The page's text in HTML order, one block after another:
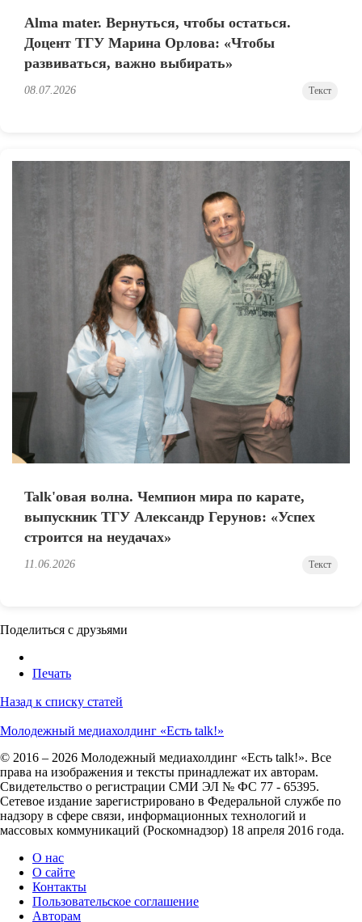
Alma mater. Вернуться, чтобы остаться.
Доцент ТГУ Марина Орлова: «Чтобы
развиваться, важно выбирать»
08.07.2026 Текст
Talk'овая волна. Чемпион мира по карате,
выпускник ТГУ Александр Герунов: «Успех
строится на неудачах»
11.06.2026 Текст
Поделиться с друзьями
Печать
Назад к списку статей
Молодежный медиахолдинг «Есть talk!»
© 2016 – 2026 Молодежный медиахолдинг «Есть talk!». Все
права на изображения и тексты принадлежат их авторам.
Свидетельство о регистрации СМИ ЭЛ № ФС 77 - 65395.
Сетевое издание зарегистрировано в Федеральной службе по
надзору в сфере связи, информационных технологий и
массовых коммуникаций (Роскомнадзор) 18 апреля 2016 года.
О нас
О сайте
Контакты
Пользовательское соглашение
Авторам